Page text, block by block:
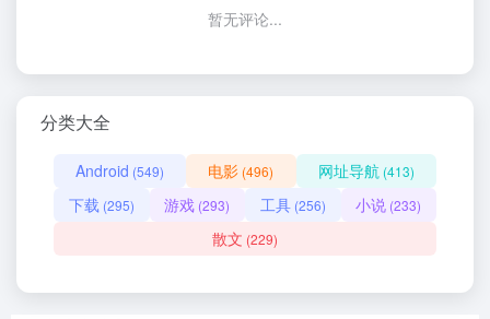
暂无评论...
分类大全
Android (549) 电影 (496) 网址导航 (413)
下载 (295) 游戏 (293) 工具(256) 小说 (233)
散文 (229)